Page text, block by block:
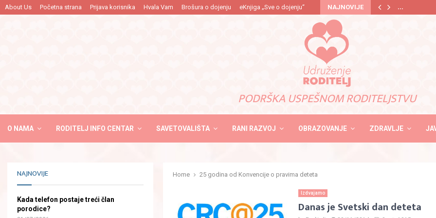
About Us Početna strana Prijava korisnika Hvala Vam Brošura o dojenju eKnjiga „Sve o dojenju“ NAJNOVIJE
… …
PODRŠKA USPEŠNOM RODITELJSTVU
O NAMA RODITELJ INFO CENTAR SAVETOVALIŠTA RANI RAZVOJ OBRAZOVANJE ZDRAVLJE
Home 25 godina od Konvencije o pravima deteta
Izdvajamo
Danas je Svetski dan deteta
NAJNOVIJE
Kada telefon postaje treći član
porodice?